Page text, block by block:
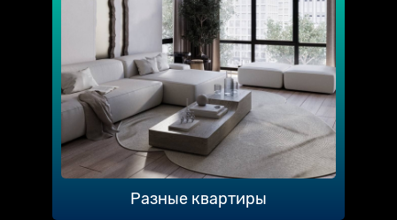
Разные квартиры